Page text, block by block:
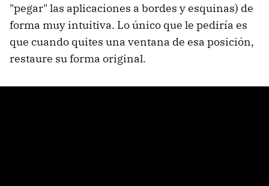
"pegar" las aplicaciones a bordes y esquinas) de
forma muy intuitiva. Lo único que le pediría es
que cuando quites una ventana de esa posición,
restaure su forma original.